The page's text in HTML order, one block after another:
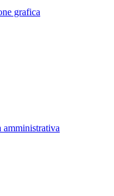
grafica
amministrativa